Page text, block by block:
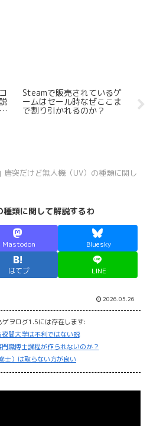
Steamで販売されているゲ
ームはセール時なぜここま
で割り引かれるのか？
カ
解
唐突だけど無人機（UV）の種類に関し
類に関して解説するわ
Mastodon Bluesky
はてブ LINE
2026.05.26
ゲヲログ1.5には存在します:
間大学は不利ではない説
職博士課程が作られないのか？
士）は取らない方が良い